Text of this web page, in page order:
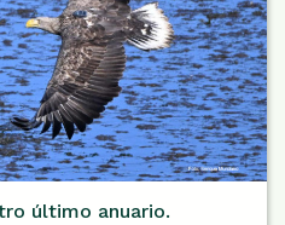
último anuario.